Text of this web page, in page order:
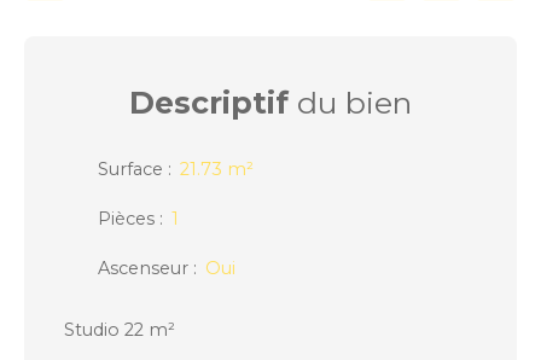
Descriptifdu bien
Surface : 21.73 m²
Pièces : 1
Ascenseur : Oui
Studio 22 m²